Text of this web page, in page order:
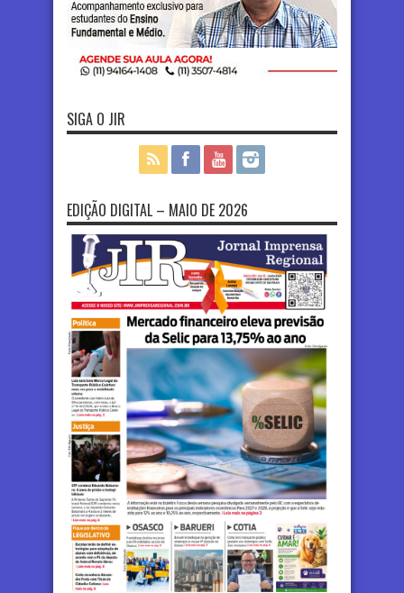
SIGA O JIR
EDIÇÃO DIGITAL – MAIO DE 2026